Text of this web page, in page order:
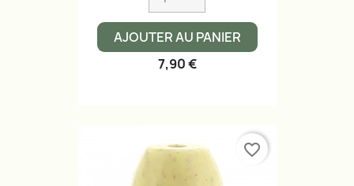
AJOUTER AU PANIER
7,90 €
favorite_border